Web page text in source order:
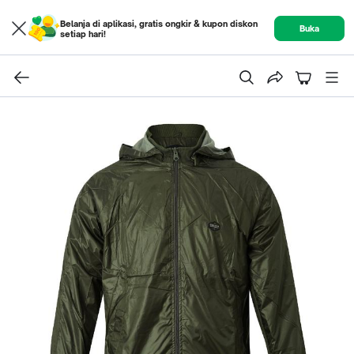
Belanja di aplikasi, gratis ongkir & kupon diskon
setiap hari!
Buka